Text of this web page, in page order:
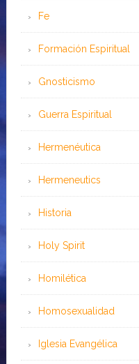
Fe
Formación Espiritual
Gnosticismo
Guerra Espiritual
Hermenéutica
Hermeneutics
Historia
Holy Spirit
Homilética
Homosexualidad
Iglesia Evangélica